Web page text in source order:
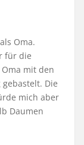
Oma.
für die
mit den
Die
mich aber
Daumen